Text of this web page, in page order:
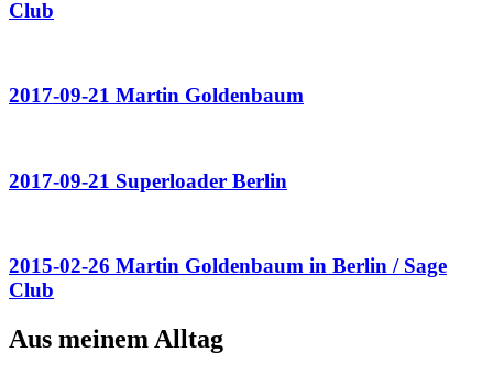
Club
2017-09-21 Martin Goldenbaum
2017-09-21 Superloader Berlin
2015-02-26 Martin Goldenbaum in Berlin / Sage
Club
Aus meinem Alltag